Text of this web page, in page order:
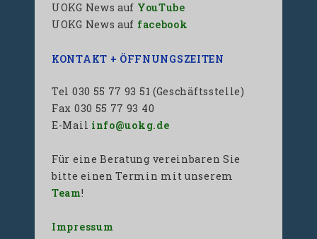
UOKG News auf YouTube
UOKG News auf facebook
KONTAKT + ÖFFNUNGSZEITEN
Tel 030 55 77 93 51 (Geschäftsstelle)
Fax 030 55 77 93 40
E-Mail info@uokg.de
Für eine Beratung vereinbaren Sie
bitte einen Termin mit unserem
Team!
Impressum